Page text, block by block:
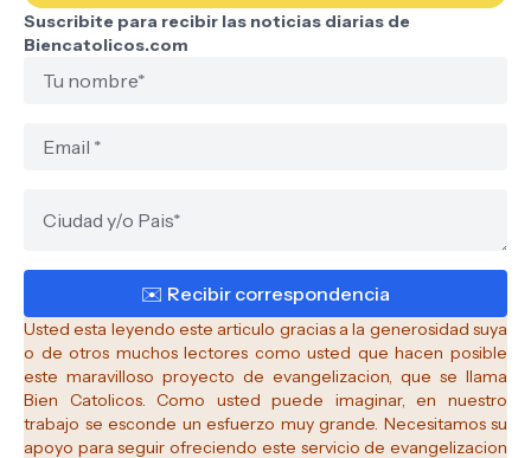
Suscribite para recibir las noticias diarias de
Biencatolicos.com
Usted esta leyendo este articulo gracias a la generosidad suya
o de otros muchos lectores como usted que hacen posible
este maravilloso proyecto de evangelizacion, que se llama
Bien Catolicos.Como usted puede imaginar, en nuestro
trabajo se esconde un esfuerzo muy grande. Necesitamos su
apoyo para seguir ofreciendo este servicio de evangelizacion